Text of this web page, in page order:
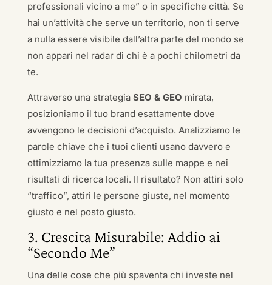
professionali vicino a me” o in specifiche città. Se
hai un’attività che serve un territorio, non ti serve
a nulla essere visibile dall’altra parte del mondo se
non appari nel radar di chi è a pochi chilometri da
te.
Attraverso una strategia SEO & GEO mirata,
posizioniamo il tuo brand esattamente dove
avvengono le decisioni d’acquisto. Analizziamo le
parole chiave che i tuoi clienti usano davvero e
ottimizziamo la tua presenza sulle mappe e nei
risultati di ricerca locali. Il risultato? Non attiri solo
“traffico”, attiri le persone giuste, nel momento
giusto e nel posto giusto.
3. Crescita Misurabile: Addio ai
“Secondo Me”
Una delle cose che più spaventa chi investe nel